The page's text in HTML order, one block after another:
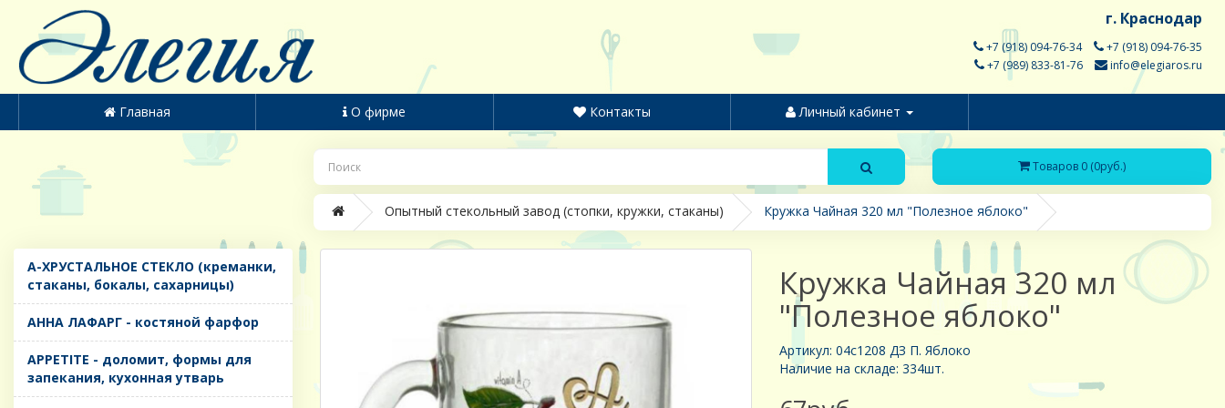
г. Краснодар
+7 (918) 094-76-34
+7 (918) 094-76-35
+7 (989) 833-81-76
info@elegiaros.ru
Главная О фирме Контакты Личный кабинет
Товаров 0 (0руб.)
Опытный стекольный завод (стопки, кружки, стаканы) Кружка Чайная 320 мл "Полезное яблоко"
A-ХРУСТАЛЬНОЕ СТЕКЛО (креманки,
стаканы, бокалы, сахарницы)
AHHA ЛАФАРГ - костяной фарфор
APPETITE - доломит, формы для
запекания, кухонная утварь
Кружка Чайная 320 мл
"Полезное яблоко"
Артикул: 04с1208 ДЗ П. Яблоко
Наличие на складе: 334шт.